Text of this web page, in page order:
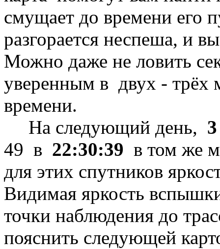
смущает до времени его
разгорается неспеша, и
Можно даже не ловить
уверенным в двух - трёх
времени.
На следующий день,
49 в 22:30:39 в том же
для этих спутников
Видимая яркость
точки наблюдения до
пояснить следующей